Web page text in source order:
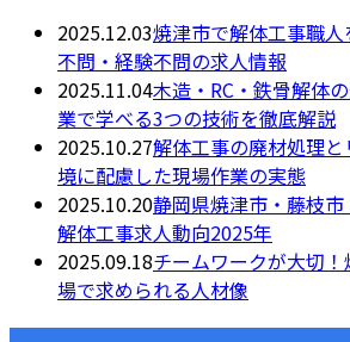
2025.12.03焼津市で解体工事職
不問・経験不問の求人情報
2025.11.04木造・RC・鉄骨解体
業で学べる3つの技術を徹底解説
2025.10.27解体工事の廃材処理
境に配慮した現場作業の実態
2025.10.20静岡県焼津市・藤枝
解体工事求人動向2025年
2025.09.18チームワークが大切
場で求められる人材像